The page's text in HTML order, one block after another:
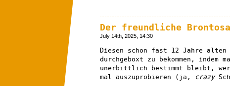
Der freundliche
July 14th, 2025, 14:30
Diesen schon fast 12 Jahre alten
durchgeboxt zu bekommen,
unerbittlich bestimmt bleibt,
mal auszuprobieren (ja,
crazy